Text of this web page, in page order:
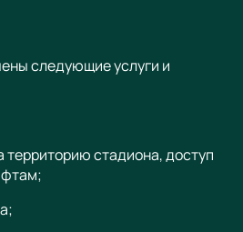
следующие услуги и
территорию стадиона, доступ